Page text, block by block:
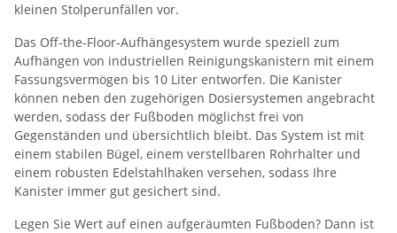
kleinen Stolperunfällen vor.
Das Off-the-Floor-Aufhängesystem wurde speziell zum
Aufhängen von industriellen Reinigungskanistern mit einem
Fassungsvermögen bis 10 Liter entworfen. Die Kanister
können neben den zugehörigen Dosiersystemen angebracht
werden, sodass der Fußboden möglichst frei von
Gegenständen und übersichtlich bleibt. Das System ist mit
einem stabilen Bügel, einem verstellbaren Rohrhalter und
einem robusten Edelstahlhaken versehen, sodass Ihre
Kanister immer gut gesichert sind.
Legen Sie Wert auf einen aufgeräumten Fußboden? Dann ist